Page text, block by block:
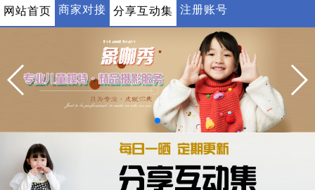
网站首页 商家对接 分享互动集 注册账号